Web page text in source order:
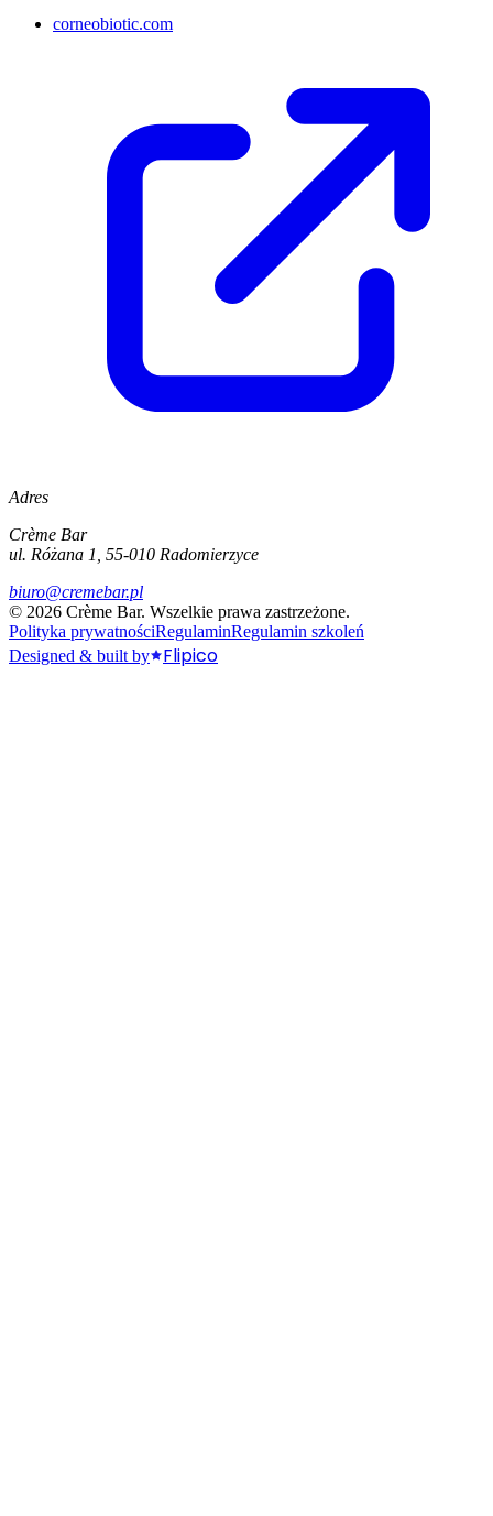
corneobiotic.com
Adres
Crème Bar
ul. Różana 1, 55-010 Radomierzyce
biuro@cremebar.pl
© 2026 Crème Bar. Wszelkie prawa zastrzeżone.
Polityka prywatnościRegulaminRegulamin szkoleń
Designed & built by
Flipico